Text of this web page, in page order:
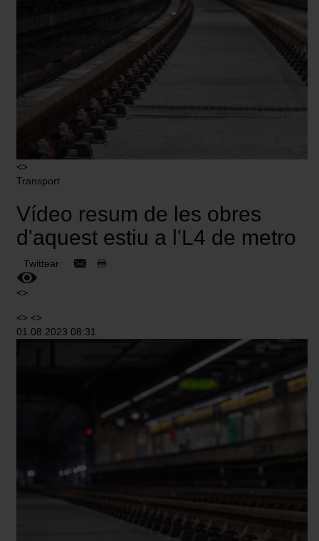
<>
Transport
Vídeo resum de les obres
d'aquest estiu a l'L4 de metro
Twittear
<>
<> <>
01.08.2023 08:31